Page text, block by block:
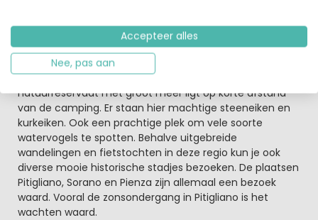
Ontdek dit stukje Maremma in het noordwesten van de
regio Lazio. Een bezoek aan het natuurpark Lago di
Burano is geweldig, zeker wanneer je een wandeling
maakt onder begeleiding van een gids. Dit
natuurreservaat met groot meer ligt op korte afstand
van de camping. Er staan hier machtige steeneiken en
kurkeiken. Ook een prachtige plek om vele soorte
watervogels te spotten. Behalve uitgebreide
wandelingen en fietstochten in deze regio kun je ook
diverse mooie historische stadjes bezoeken. De plaatsen
Pitigliano, Sorano en Pienza zijn allemaal een bezoek
waard. Vooral de zonsondergang in Pitigliano is het
wachten waard.
Accepteer alles
Nee, pas aan